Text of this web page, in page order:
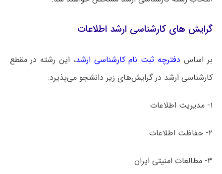
گرایش های کارشناسی ارشد اطلاعات
بر اساس دفترچه ثبت نام کارشناسی ارشد، این رشته در مقطع
کارشناسی ارشد در گرایش‌های زیر دانشجو می‌پذیرد:
۱- مدیریت اطلاعات
۲- حفاظت اطلاعات
۳- مطالعات امنیتی ایران